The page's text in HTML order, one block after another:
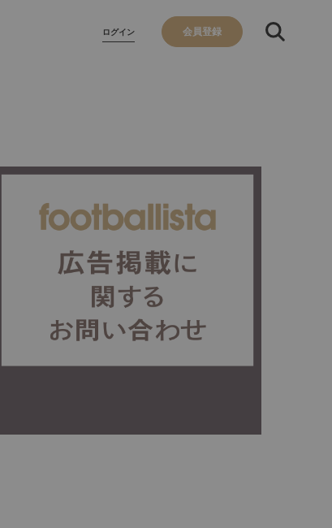
ログイン 会員登録